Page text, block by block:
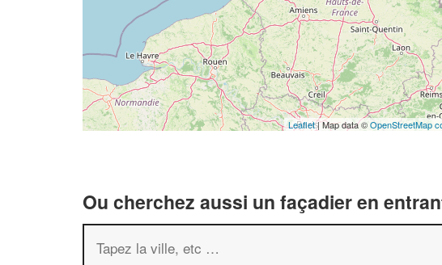
Leaflet| Map data ©OpenStreetMap
Ou cherchez aussi un façadier en